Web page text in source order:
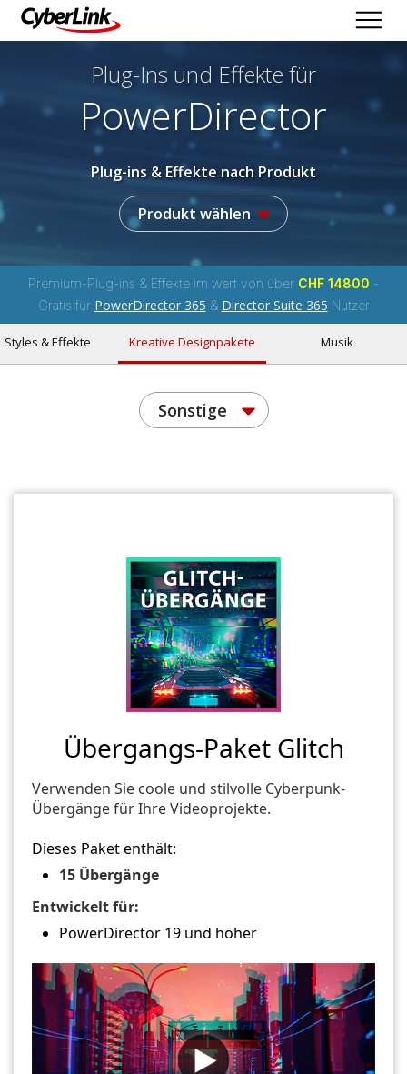
Plug-Ins und Effekte für
PowerDirector
Plug-ins & Effekte nach Produkt
Produkt wählen
Premium-Plug-ins & Effekte im wert von über CHF 14800 -
Gratis für PowerDirector 365 & Director Suite 365 Nutzer
Styles & Effekte Kreative Designpakete Musik
Sonstige
Übergangs-Paket Glitch
Verwenden Sie coole und stilvolle Cyberpunk-
Übergänge für Ihre Videoprojekte.
Dieses Paket enthält:
15 Übergänge
Entwickelt für:
PowerDirector 19 und höher